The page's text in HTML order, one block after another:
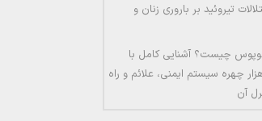
تیروئید بر باروری زنان و
چیست؟ آشنایی کامل با
چهره سیستم ایمنی، علائم و راه
آن